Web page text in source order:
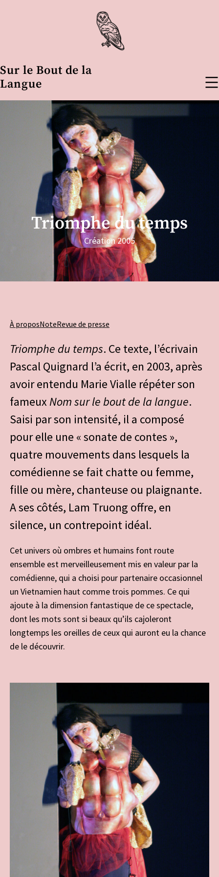
Sur le Bout de la
Langue
Triomphe du temps
Création 2005
À proposNoteRevue de presse
Triomphe du temps. Ce texte, l’écrivain
Pascal Quignard l’a écrit, en 2003, après
avoir entendu Marie Vialle répéter son
fameuxNom sur le bout de la langue.
Saisi par son intensité, il a composé
pour elle une « sonate de contes »,
quatre mouvements dans lesquels la
comédienne se fait chatte ou femme,
fille ou mère, chanteuse ou plaignante.
A ses côtés, Lam Truong offre, en
silence, un contrepoint idéal.
Cet univers où ombres et humains font route
ensemble est merveilleusement mis en valeur par la
comédienne, qui a choisi pour partenaire occasionnel
un Vietnamien haut comme trois pommes. Ce qui
ajoute à la dimension fantastique de ce spectacle,
dont les mots sont si beaux qu’ils cajoleront
longtemps les oreilles de ceux qui auront eu la chance
de le découvrir.